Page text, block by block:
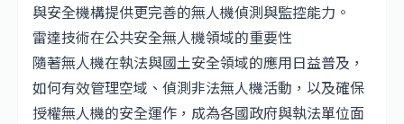
與安全機構提供更完善的無人機偵測與監控能力。
雷達技術在公共安全無人機領域的重要性
隨著無人機在執法與國土安全領域的應用日益普及，
如何有效管理空域、偵測非法無人機活動，以及確保
授權無人機的安全運作，成為各國政府與執法單位面